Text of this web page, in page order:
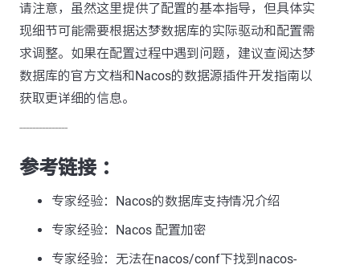
请注意，虽然这里提供了配置的基本指导，但具体实
现细节可能需要根据达梦数据库的实际驱动和配置需
求调整。如果在配置过程中遇到问题，建议查阅达梦
数据库的官方文档和Nacos的数据源插件开发指南以
获取更详细的信息。
---------------
参考链接 ：
专家经验：Nacos的数据库支持情况介绍
专家经验：Nacos 配置加密
专家经验：无法在nacos/conf下找到nacos-